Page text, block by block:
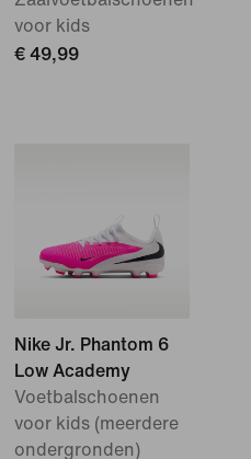
voor kids
€ 49,99
Nike Jr. Phantom 6
Low Academy
Voetbalschoenen
voor kids (meerdere
ondergronden)